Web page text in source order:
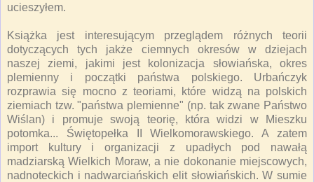
ucieszyłem.
Książka jest interesującym przeglądem różnych teorii
dotyczących tych jakże ciemnych okresów w dziejach
naszej ziemi, jakimi jest kolonizacja słowiańska, okres
plemienny i początki państwa polskiego. Urbańczyk
rozprawia się mocno z teoriami, które widzą na polskich
ziemiach tzw. "państwa plemienne" (np. tak zwane Państwo
Wiślan) i promuje swoją teorię, która widzi w Mieszku
potomka... Świętopełka II Wielkomorawskiego. A zatem
import kultury i organizacji z upadłych pod nawałą
madziarską Wielkich Moraw, a nie dokonanie miejscowych,
nadnoteckich i nadwarciańskich elit słowiańskich. W sumie